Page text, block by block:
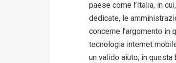
paese come l’Italia, in
dedicate, le
concerne l’argomento in
tecnologia internet
un valido aiuto, in